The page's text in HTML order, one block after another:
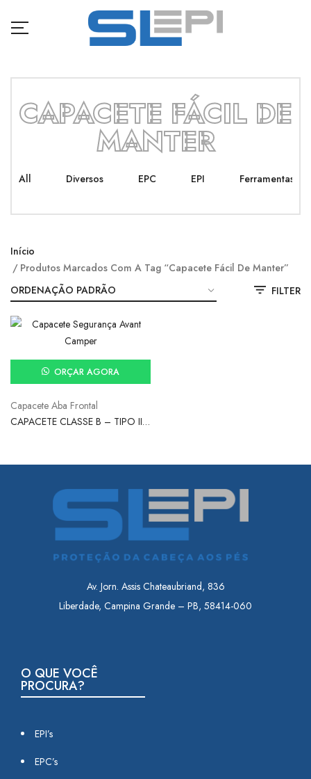
CAPACETE FÁCIL DE
MANTER
All Diversos EPC EPI Ferramentas
Início
Produtos Marcados Com A Tag “capacete Fácil De Manter”
FILTER
ORÇAR AGORA
Capacete Aba Frontal
CAPACETE CLASSE B – TIPO II
Av. Jorn. Assis Chateaubriand, 836
Liberdade, Campina Grande – PB, 58414-060
O QUE VOCÊ
PROCURA?
EPI’s
EPC’s